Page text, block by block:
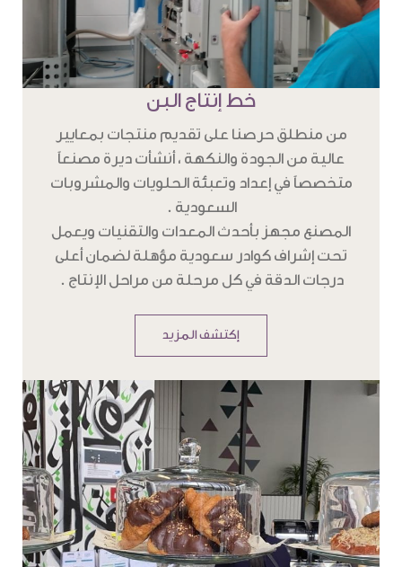
خط إنتاج البن
من منطلق حرصنا على تقديم منتجات بمعايير
عالية من الجودة والنكهة ، أنشأت ديرة مصنعاً
متخصصاً في إعداد وتعبئة الحلويات والمشروبات
السعودية .
المصنع مجهز بأحدث المعدات والتقنيات ويعمل
تحت إشراف كوادر سعودية مؤهلة لضمان أعلى
درجات الدقة في كل مرحلة من مراحل الإنتاج .
إكتشف المزيد